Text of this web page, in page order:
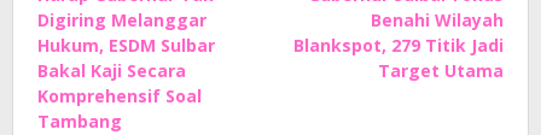
Digiring Melanggar
Hukum, ESDM Sulbar
Bakal Kaji Secara
Komprehensif Soal
Tambang
Benahi Wilayah
Blankspot, 279 Titik Jadi
Target Utama